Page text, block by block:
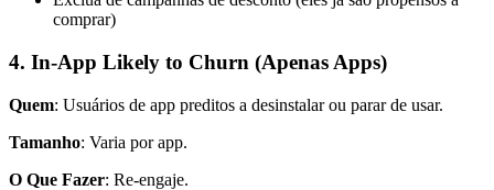
comprar)
4. In-App Likely to Churn (Apenas Apps)
Quem: Usuários de app preditos a desinstalar ou parar de usar.
Tamanho: Varia por app.
O Que Fazer: Re-engaje.